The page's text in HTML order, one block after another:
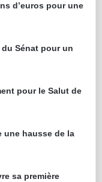
d’euros pour une
Sénat pour un
pour le Salut de
une hausse de la
sa première